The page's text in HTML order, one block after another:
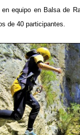
equipo en Balsa de
de 40 participantes.